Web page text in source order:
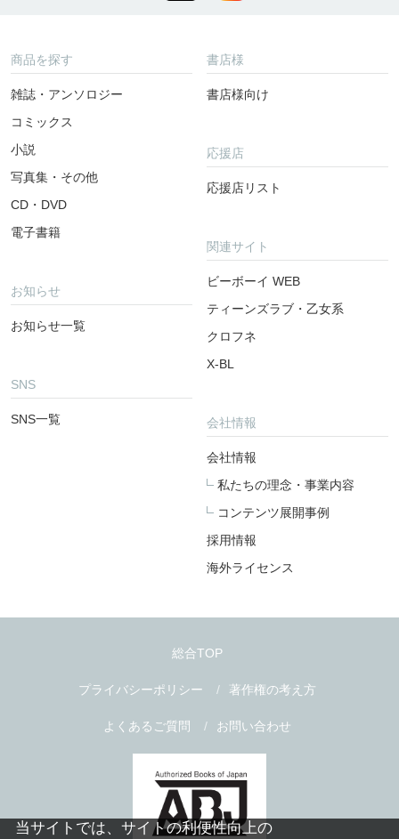
商品を探す
雑誌・アンソロジー
コミックス
小説
写真集・その他
CD・DVD
電子書籍
お知らせ
お知らせ一覧
SNS
SNS一覧
書店様
書店様向け
応援店
応援店リスト
関連サイト
ビーボーイ WEB
ティーンズラブ・乙女系
クロフネ
X-BL
会社情報
会社情報
私たちの理念・事業内容
コンテンツ展開事例
採用情報
海外ライセンス
総合TOP
プライバシーポリシー 著作権の考え方
よくあるご質問 お問い合わせ
当サイトでは、サイトの利便性向上の